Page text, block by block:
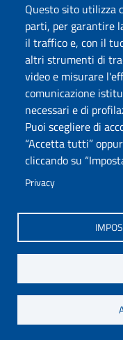
Questo sito utilizza
parti, per garantire
il traffico e, con il
altri strumenti di
video e misurare
comunicazione
necessari e di
Puoi scegliere di
“Accetta tutti”
cliccando su
Privacy
Università degli Studi
Piazza Università 21,
Tel.: 800 882994
RETTORE:
PEC:
URP:urp@uniss.it
P.I. 00196350904 –
Seguici su
Chatta con noi